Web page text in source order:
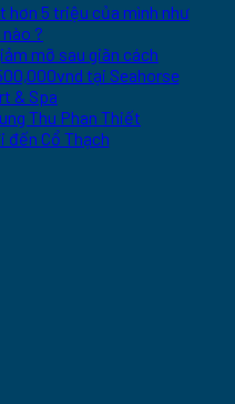
hơn 5 triệu của mình như
?
mỡ sau giãn cách
tại Seahorse
& Spa
Thu Phan Thiết
đến Cổ Thạch